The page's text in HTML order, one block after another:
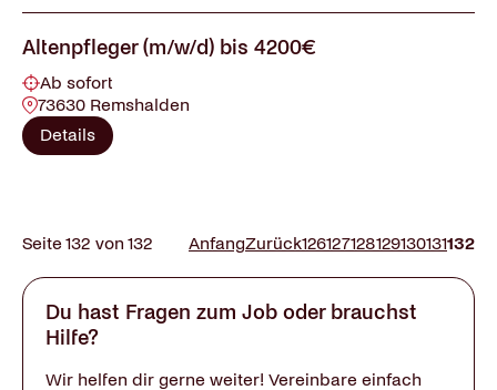
Altenpfleger (m/w/d) bis 4200€
Ab sofort
73630 Remshalden
Details
Seite 132 von 132 AnfangZurück126127128129130131132
Du hast Fragen zum Job oder brauchst
Hilfe?
Wir helfen dir gerne weiter! Vereinbare einfach